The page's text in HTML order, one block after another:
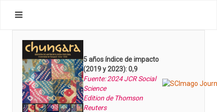
5 años índice de impacto
(2019 y 2023): 0,9
Fuente: 2024 JCR Social
Science
Edition de Thomson
Reuters